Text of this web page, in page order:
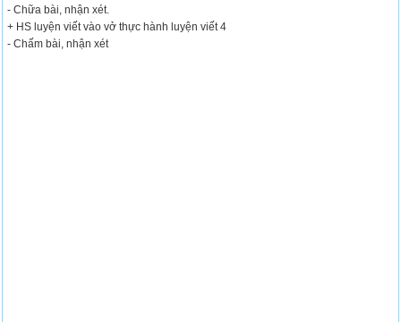
- Chữa bài, nhận xét.
+ HS luyện viết vào vở thực hành luyện viết 4
- Chấm bài, nhận xét